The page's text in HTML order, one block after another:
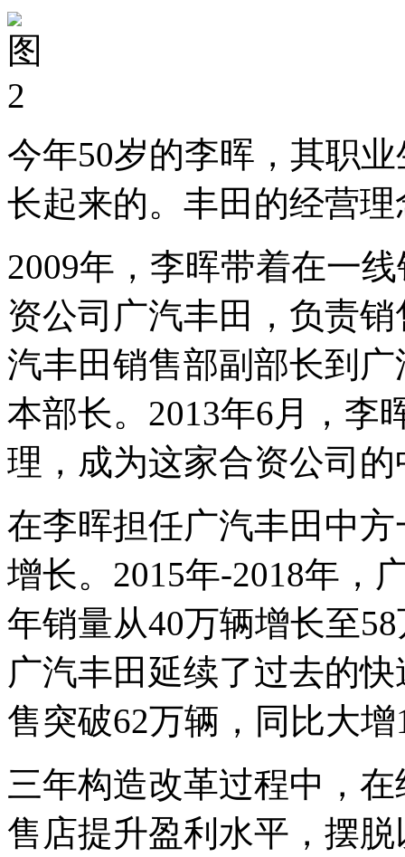
今年50岁的李晖，其职
长起来的。丰田的经营
2009年，李晖带着在一
资公司广汽丰田，负责
汽丰田销售部副部长到
本部长。2013年6月，李
理，成为这家合资公司
在李晖担任广汽丰田中
增长。2015年-2018年，
年销量从40万辆增长至
广汽丰田延续了过去的
售突破62万辆，同比大增
三年构造改革过程中，
售店提升盈利水平，摆